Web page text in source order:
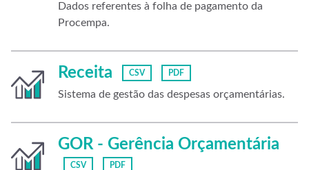
Dados referentes à folha de pagamento da
Procempa.
Receita CSV PDF
Sistema de gestão das despesas orçamentárias.
GOR - Gerência Orçamentária
CSV PDF